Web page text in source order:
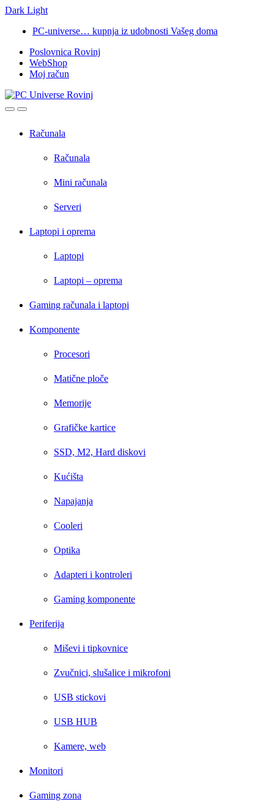
Dark Light
navigation
content
PC-universe… kupnja iz udobnosti Vašeg doma
Poslovnica Rovinj
WebShop
Moj račun
OpenClose
Računala
Računala
Mini računala
Serveri
Laptopi i oprema
Laptopi
Laptopi – oprema
Gaming računala i laptopi
Komponente
Procesori
Matične ploče
Memorije
Grafičke kartice
SSD, M2, Hard diskovi
Kućišta
Napajanja
Cooleri
Optika
Adapteri i kontroleri
Gaming komponente
Periferija
Miševi i tipkovnice
Zvučnici, slušalice i mikrofoni
USB stickovi
USB HUB
Kamere, web
Monitori
Gaming zona